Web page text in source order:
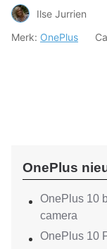
Ilse Jurrien
Merk: OnePlus
OnePlus
OnePlus 10
camera
OnePlus 10